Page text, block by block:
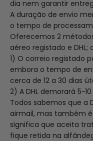
dia nem garantir
A duração de envio
o tempo de
Oferecemos 2
aéreo registado e
1) O correio registado
embora o tempo de
cerca de 12 a 30 dias
2) A DHL demorará
Todos sabemos que a
airmail, mas também é
significa que aceita
fique retida na